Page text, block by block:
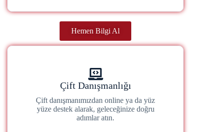
Hemen Bilgi Al
Çift Danışmanlığı
Çift danışmanımızdan online ya da yüz
yüze destek alarak, geleceğinize doğru
adımlar atın.